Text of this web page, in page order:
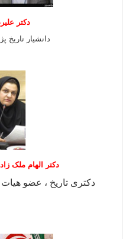
دكتر
دانشيار تاريخ
دکتر الهام ملک
دکتری تاریخ ، عضو